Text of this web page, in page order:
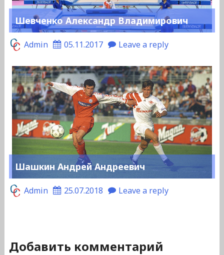
Шевченко Александр Владимирович
Admin 05.11.2017 Leave a reply
Шашкин Андрей Андреевич
Admin 25.07.2018 Leave a reply
Добавить комментарий